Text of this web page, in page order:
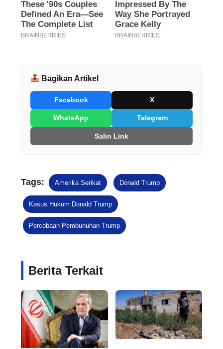
Bagikan Artikel
Facebook X
WhatsApp Telegram
Salin Link
Tags: Amerika Serikat Donald Trump
Kasus Hukum Donald Trump
Percobaan Pembunuhan Trump
Berita Terkait